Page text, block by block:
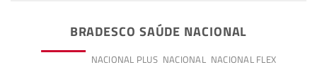
BRADESCO SAÚDE NACIONAL
NACIONAL PLUS NACIONAL NACIONAL FLEX